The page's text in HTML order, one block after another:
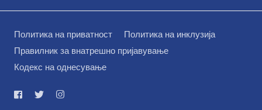
Политика на приватност
Политика на инклузија
Правилник за внатрешно пријавување
Кодекс на однесување